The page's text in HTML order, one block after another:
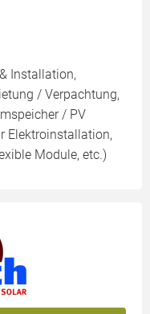
Installation,
/ Verpachtung,
/ PV
Elektroinstallation,
Module, etc.)